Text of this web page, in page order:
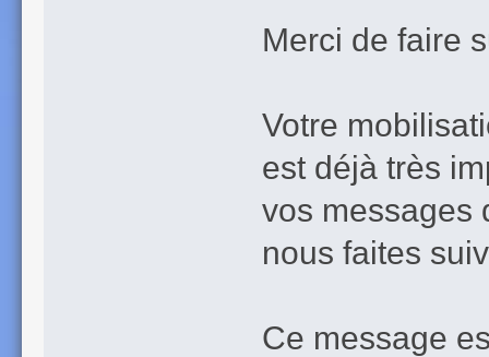
Merci de faire
Votre
est déjà très
vos messages
nous faites
Ce message